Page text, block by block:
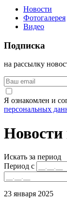
Новости
Фотогалерея
Видео
Подписка
на рассылку
Я ознакомлен и
персональных
Искать за период
Период с
23 января 2025